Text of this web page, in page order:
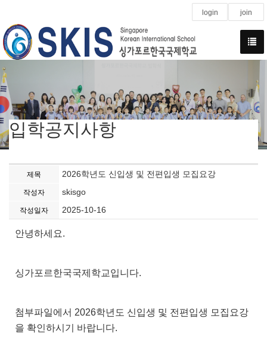
login join
입학공지사항
제목 2026학년도 신입생 및 전편입생 모집요강
작성자 skisgo
작성일자 2025-10-16
안녕하세요.
싱가포르한국국제학교입니다.
첨부파일에서 2026학년도 신입생 및 전편입생 모집요강
을 확인하시기 바랍니다.